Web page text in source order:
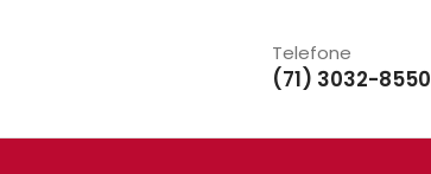
Telefone
(71) 3032-8550